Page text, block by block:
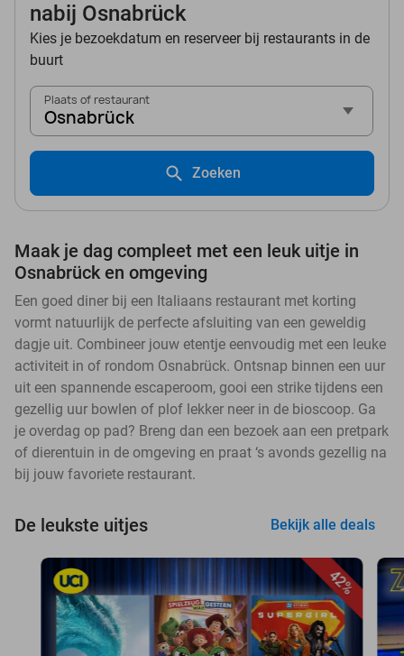
nabij Osnabrück
Kies je bezoekdatum en reserveer bij restaurants in de
buurt
Plaats of restaurant
Osnabrück
Zoeken
Maak je dag compleet met een leuk uitje in
Osnabrück en omgeving
Een goed diner bij een Italiaans restaurant met korting
vormt natuurlijk de perfecte afsluiting van een geweldig
dagje uit. Combineer jouw etentje eenvoudig met een leuke
activiteit in of rondom Osnabrück. Ontsnap binnen een uur
uit een spannende escaperoom, gooi een strike tijdens een
gezellig uur bowlen of plof lekker neer in de bioscoop. Ga
je overdag op pad? Breng dan een bezoek aan een pretpark
of dierentuin in de omgeving en praat ‘s avonds gezellig na
bij jouw favoriete restaurant.
De leukste uitjes Bekijk alle deals
42%